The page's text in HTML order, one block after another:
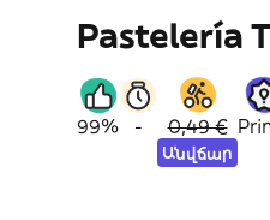
Pastelería
99% - 0,49 €
Անվճար